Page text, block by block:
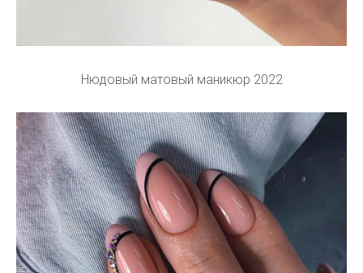
Нюдовый матовый маникюр 2022